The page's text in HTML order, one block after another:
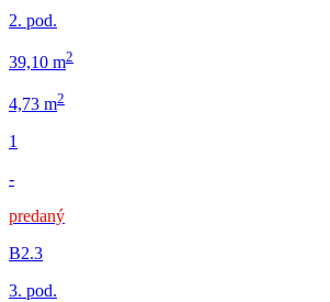
2. pod.
39,10 m2
4,73 m2
1
-
predaný
B2.3
3. pod.